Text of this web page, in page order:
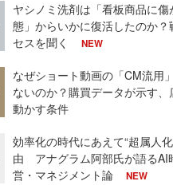
ヤシノミ洗剤は「看板商品に傷
態」からいかに復活したのか？
セスを聞く
NEW
なぜショート動画の「CM流用
ないのか？購買データが示す、
動かす条件
効率化の時代にあえて“超属人
由 アナグラム阿部氏が語るAI
営・マネジメント論
NEW